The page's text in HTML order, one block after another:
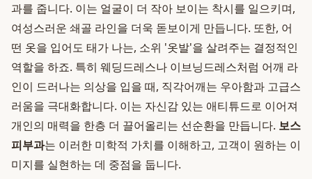
과를 줍니다. 이는 얼굴이 더 작아 보이는 착시를 일으키며,
여성스러운 쇄골 라인을 더욱 돋보이게 만듭니다. 또한, 어
떤 옷을 입어도 태가 나는, 소위 '옷발'을 살려주는 결정적인
역할을 하죠. 특히 웨딩드레스나 이브닝드레스처럼 어깨 라
인이 드러나는 의상을 입을 때, 직각어깨는 우아함과 고급스
러움을 극대화합니다. 이는 자신감 있는 애티튜드로 이어져
개인의 매력을 한층 더 끌어올리는 선순환을 만듭니다. 보스
피부과는 이러한 미학적 가치를 이해하고, 고객이 원하는 이
미지를 실현하는 데 중점을 둡니다.